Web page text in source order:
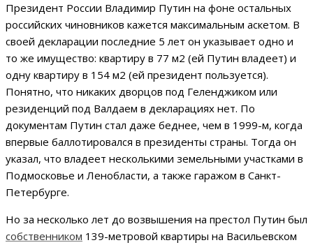
Президент России Владимир Путин на фоне остальных
российских чиновников кажется максимальным аскетом. В
своей декларации последние 5 лет он указывает одно и
то же имущество: квартиру в 77 м2 (ей Путин владеет) и
одну квартиру в 154 м2 (ей президент пользуется).
Понятно, что никаких дворцов под Геленджиком или
резиденций под Валдаем в декларациях нет. По
документам Путин стал даже беднее, чем в 1999-м, когда
впервые баллотировался в президенты страны. Тогда он
указал, что владеет несколькими земельными участками в
Подмосковье и Ленобласти, а также гаражом в Санкт-
Петербурге.
Но за несколько лет до возвышения на престол Путин был
собственником 139-метровой квартиры на Васильевском